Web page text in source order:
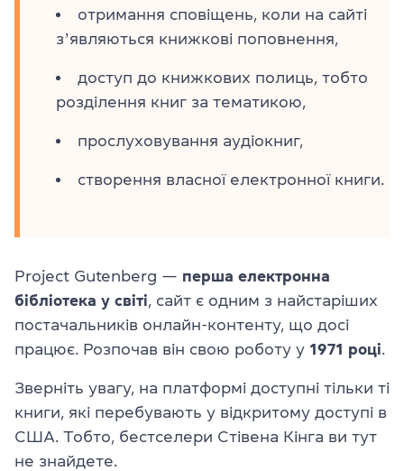
отримання сповіщень, коли на сайті
зʼявляються книжкові поповнення,
доступ до книжкових полиць, тобто
розділення книг за тематикою,
прослуховування аудіокниг,
створення власної електронної книги.
Project Gutenberg — перша електронна
бібліотека у світі, сайт є одним з найстаріших
постачальників онлайн-контенту, що досі
працює. Розпочав він свою роботу у 1971 році.
Зверніть увагу, на платформі доступні тільки ті
книги, які перебувають у відкритому доступі в
США. Тобто, бестселери Стівена Кінга ви тут
не знайдете.